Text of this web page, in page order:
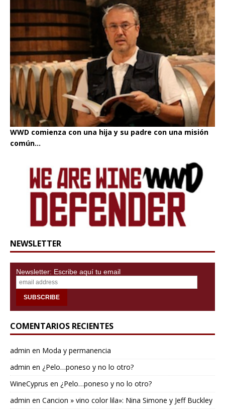
WWD comienza con una hija y su padre con una misión
común...
NEWSLETTER
Newsletter: Escribe aquí tu email
COMENTARIOS RECIENTES
admin en Moda y permanencia
admin en ¿Pelo…poneso y no lo otro?
WineCyprus en ¿Pelo…poneso y no lo otro?
admin en Cancion » vino color lila»: Nina Simone y Jeff Buckley